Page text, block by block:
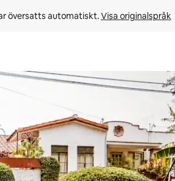
översatts automatiskt. Visa originalspråk